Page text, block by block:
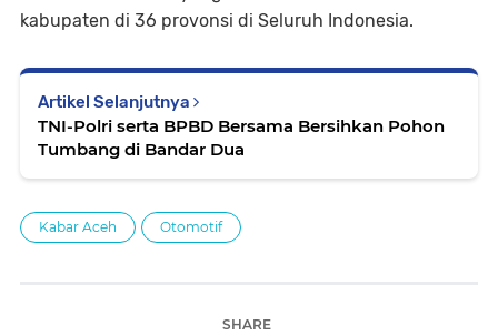
kabupaten di 36 provonsi di Seluruh Indonesia.
Artikel Selanjutnya
TNI-Polri serta BPBD Bersama Bersihkan Pohon
Tumbang di Bandar Dua
Kabar Aceh Otomotif
SHARE